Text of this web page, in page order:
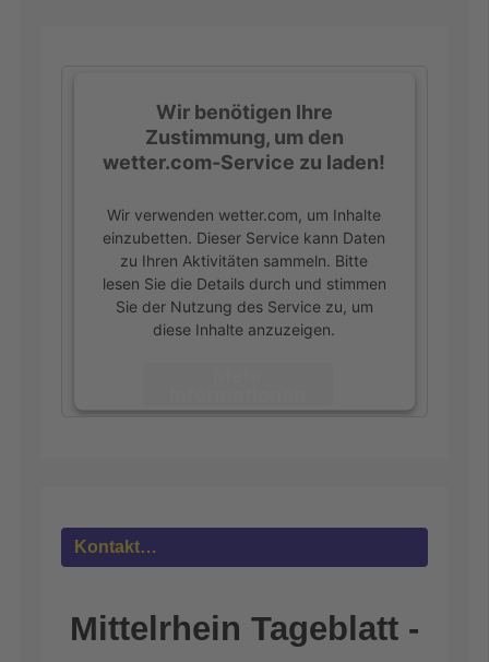
Wir benötigen Ihre
Zustimmung, um den
wetter.com-Service zu laden!
Wir verwenden wetter.com, um Inhalte
einzubetten. Dieser Service kann Daten
zu Ihren Aktivitäten sammeln. Bitte
lesen Sie die Details durch und stimmen
Sie der Nutzung des Service zu, um
diese Inhalte anzuzeigen.
Kontakt…
Mittelrhein Tageblatt -